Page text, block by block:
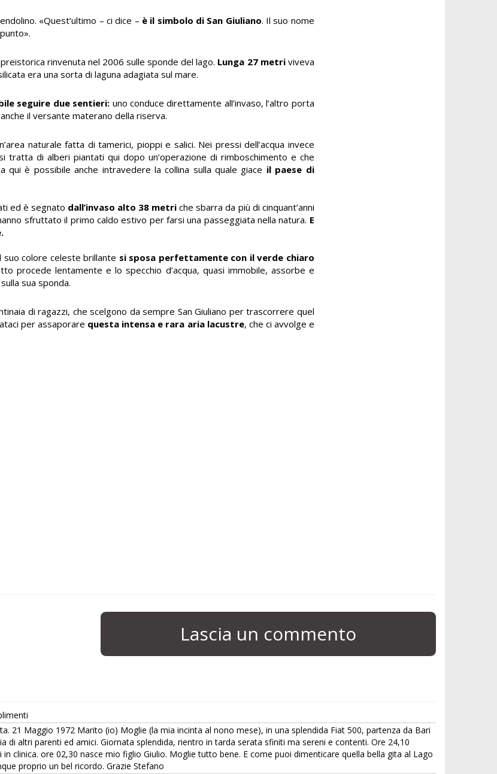
«Quest’ultimo – ci dice – è il simbolo di San Giuliano. Il suo nome
rinvenuta nel 2006 sulle sponde del lago. Lunga 27 metriviveva
era una sorta di laguna adagiata sul mare.
seguire due sentieri: uno conduce direttamente all’invaso, l’altro porta
il versante materano della riserva.
naturale fatta di tamerici, pioppi e salici. Nei pressi dell’acqua invece
tratta di alberi piantati qui dopo un’operazione di rimboschimento e che
qui è possibile anche intravedere la collina sulla quale giace il paese di
ed è segnato dall’invaso alto 38 metri che sbarra da più di cinquant’anni
sfruttato il primo caldo estivo per farsi una passeggiata nella natura. E
colore celeste brillante si sposa perfettamente con il verde chiaro
procede lentamente e lo specchio d’acqua, quasi immobile, assorbe e
sua sponda.
di ragazzi, che scelgono da sempre San Giuliano per trascorrere quel
per assaporare questa intensa e rara aria lacustre, che ci avvolge e
Lascia un commento
21 Maggio 1972 Marito (io) Moglie (la mia incinta al nono mese), in una splendida Fiat 500, partenza da Bari
di altri parenti ed amici. Giornata splendida, rientro in tarda serata sfiniti ma sereni e contenti. Ore 24,10
clinica. ore 02,30 nasce mio figlio Giulio. Moglie tutto bene. E come puoi dimenticare quella bella gita al Lago
proprio un bel ricordo. Grazie Stefano